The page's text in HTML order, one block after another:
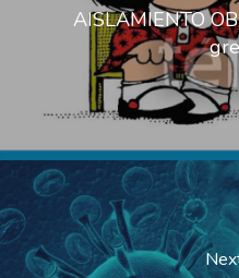
AISLAMIENTO